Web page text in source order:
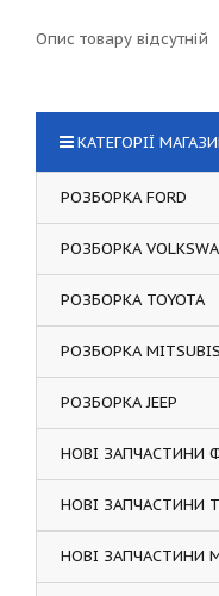
Опис товару відсутній
КАТЕГОРІЇ
РОЗБОРКА FORD
РОЗБОРКА
РОЗБОРКА TOYOTA
РОЗБОРКА
РОЗБОРКА JEEP
НОВІ ЗАПЧАСТИНИ
НОВІ ЗАПЧАСТИНИ
НОВІ ЗАПЧАСТИНИ